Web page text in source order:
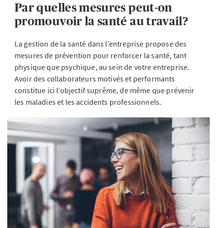
Par quelles mesures peut-on
promouvoir la santé au travail?
La gestion de la santé dans l’entreprise propose des
mesures de prévention pour renforcer la santé, tant
physique que psychique, au sein de votre entreprise.
Avoir des collaborateurs motivés et performants
constitue ici l’objectif suprême, de même que prévenir
les maladies et les accidents professionnels.